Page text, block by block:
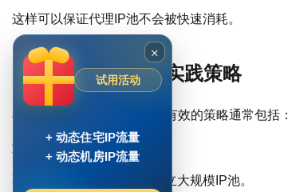
这样可以保证代理IP池不会被快速消耗。
四、真正能跑通的实践策略
在实际项目中，被反复验证有效的策略通常包括：
策略一：IP池规模优先
不要依赖几十个IP，而是建立大规模IP池。
×
试用活动
+ 动态住宅IP流量
+ 动态机房IP流量